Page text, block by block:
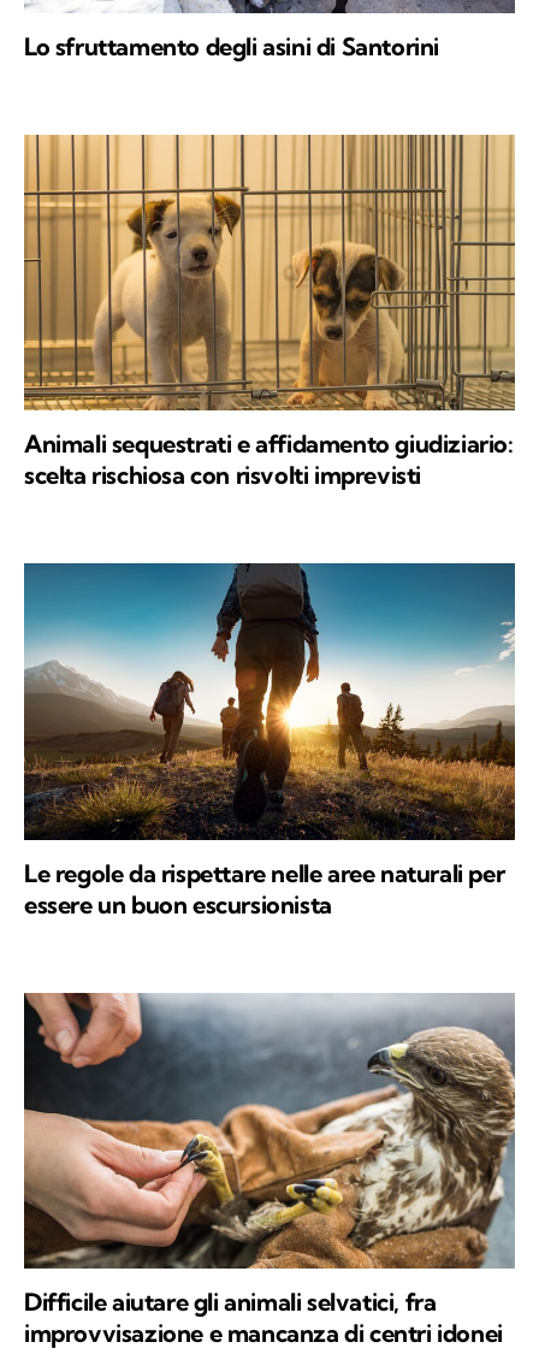
Lo sfruttamento degli asini di Santorini
Animali sequestrati e affidamento giudiziario:
scelta rischiosa con risvolti imprevisti
Le regole da rispettare nelle aree naturali per
essere un buon escursionista
Difficile aiutare gli animali selvatici, fra
improvvisazione e mancanza di centri idonei